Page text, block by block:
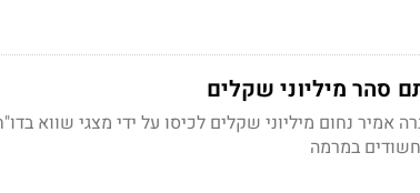
סהר מיליוני שקלים
נחום מיליוני שקלים לכיסו על ידי מצגי שווא
במרמה